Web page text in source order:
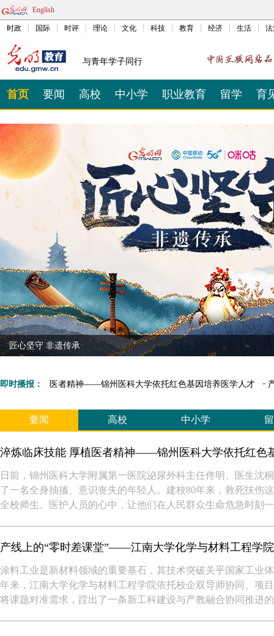
English
时政 国际 时评 理论 文化 科技 教育 经济 生活
与青年学子同行
首页 要闻 高校 中小学 职业教育 留学 育
匠心坚守 非遗传承
即时播报：
技能 厚植医者精神——锦州医科大学依托红色基因培养医学人才 产
要闻 高校 中小学
淬炼临床技能 厚植医者精神——锦州医科大学依托红色
日前，锦州医科大学附属第一医院泌尿外科主任佟明、医生沈
了一名全身抽搐、意识丧失的年轻人。建校80年来，救死扶伤
全校师生、医护人员的心中，让他们在人民群众生命危急时刻
产线上的“零时差课堂”——江南大学化学与材料工程学
涂料工业是新材料领域的重要基石，其技术突破关乎国家工业
年来，江南大学化学与材料工程学院依托校企双导师协同、项
将课题对准需求，蹚出了一条新工科建设与产教融合协同推进